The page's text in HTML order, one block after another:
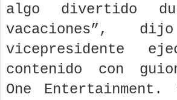
algo divertido
vacaciones”,
vicepresidente
contenido con
One Entertainment.